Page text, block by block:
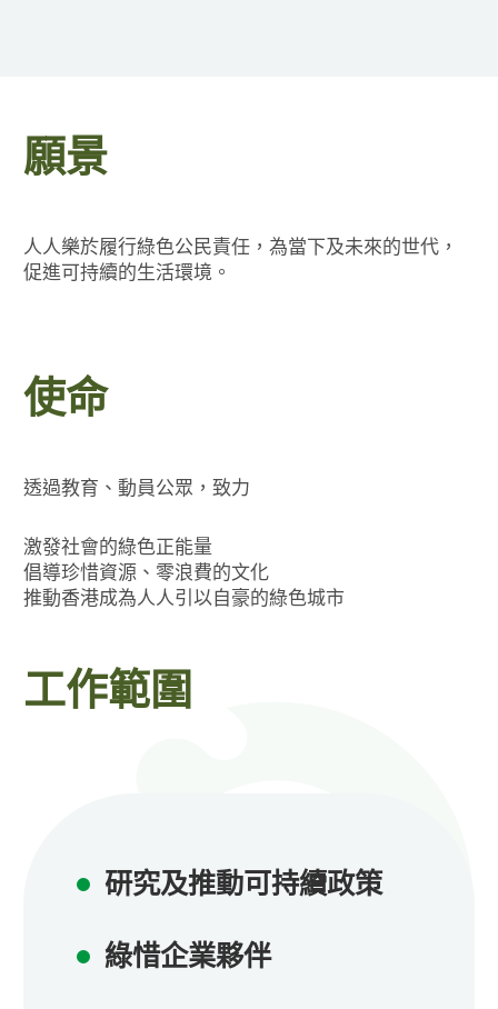
願景
人人樂於履行綠色公民責任，為當下及未來的世代，
促進可持續的生活環境。
使命
透過教育、動員公眾，致力
激發社會的綠色正能量
倡導珍惜資源、零浪費的文化
推動香港成為人人引以自豪的綠色城市
工作範圍
研究及推動可持續政策
綠惜企業夥伴